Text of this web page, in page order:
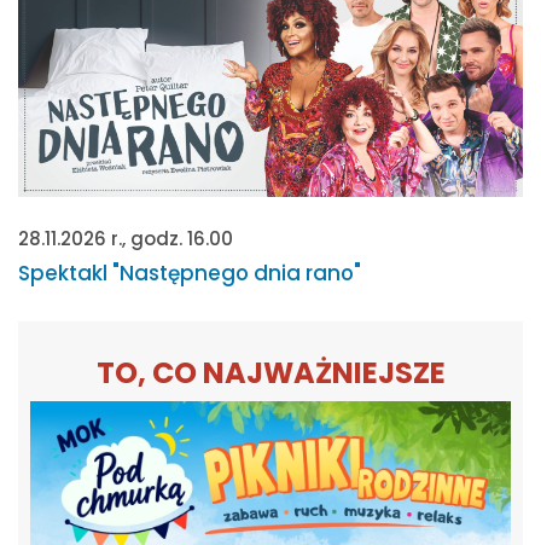
28.11.2026 r., godz. 16.00
Spektakl "Następnego dnia rano"
TO, CO NAJWAŻNIEJSZE